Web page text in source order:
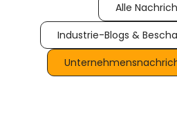
Alle
Industrie-Blogs &